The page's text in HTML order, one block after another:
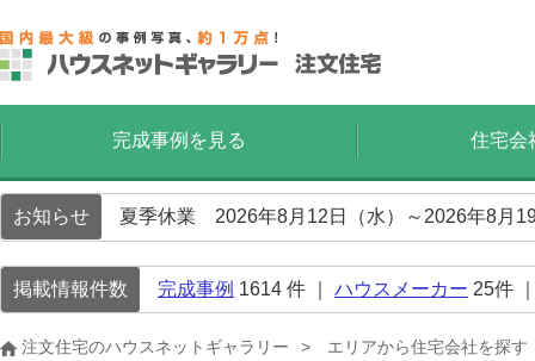
完成事例を見る 住宅会
お知らせ 夏季休業 2026年8月12日（水）～2026年8月
掲載情報件数 完成事例 1614 件 ｜ ハウスメーカー 25件
注文住宅のハウスネットギャラリー エリアから住宅会社を探す